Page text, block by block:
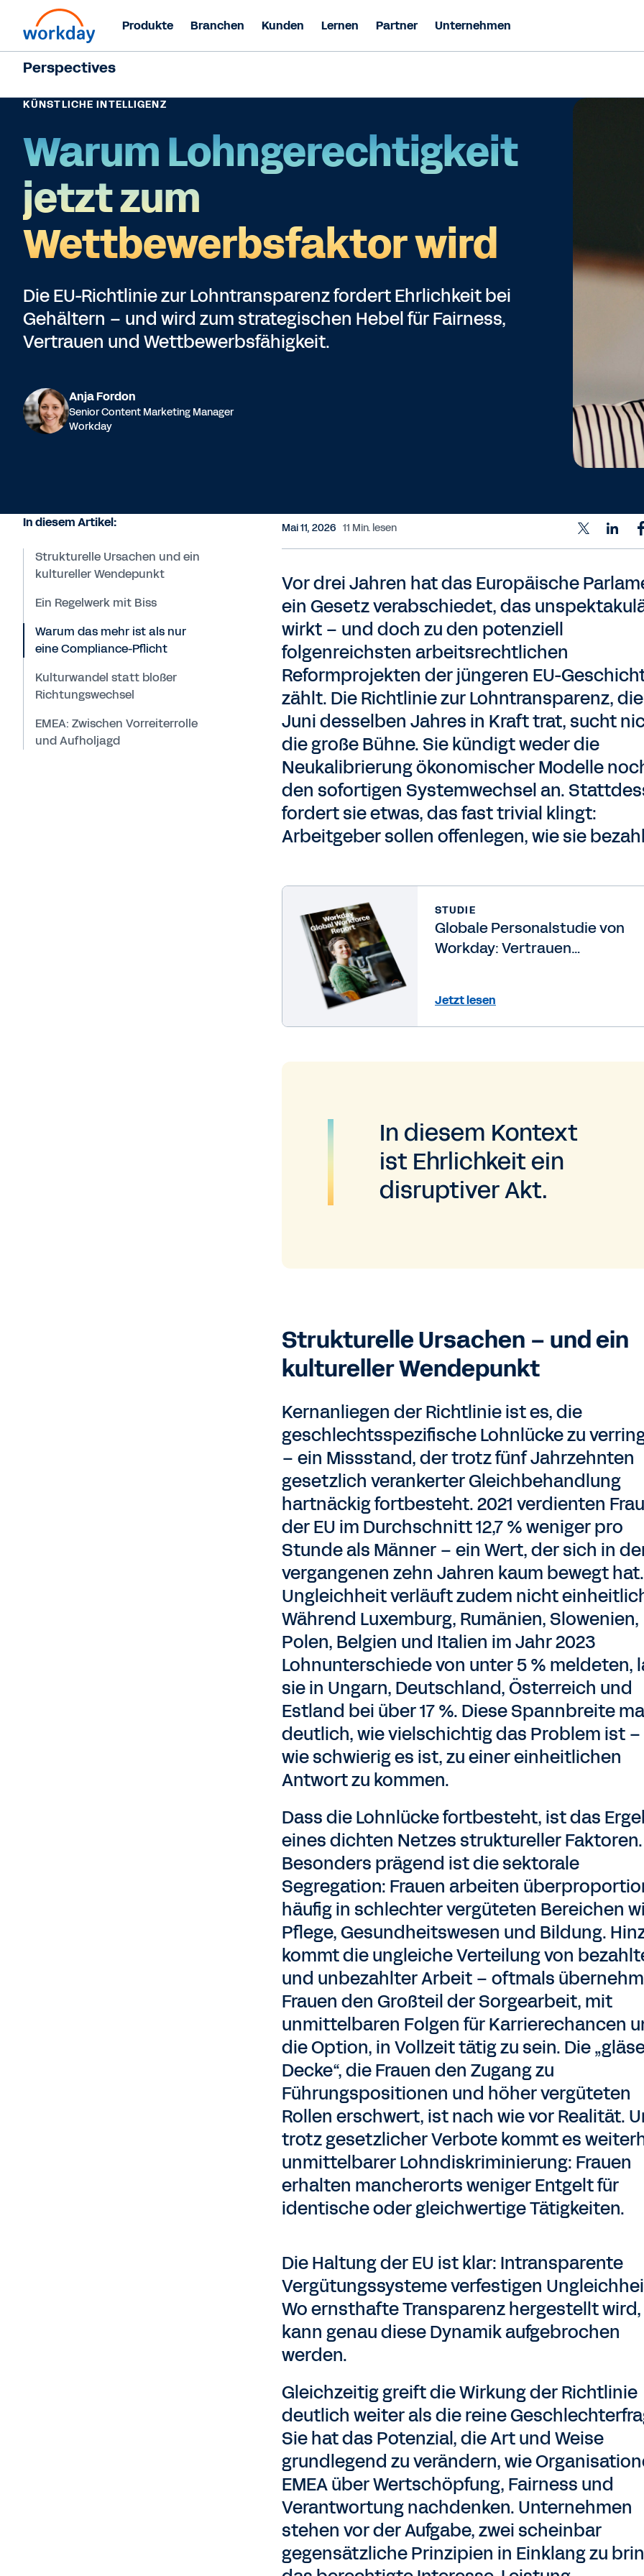
Produkte Branchen Kunden Lernen Partner Unternehmen
Perspectives
KÜNSTLICHE INTELLIGENZ
Warum Lohngerechtigkeit
jetzt zum
Wettbewerbsfaktor wird
Die EU-Richtlinie zur Lohntransparenz fordert Ehrlichkeit bei
Gehältern – und wird zum strategischen Hebel für Fairness,
Vertrauen und Wettbewerbsfähigkeit.
Anja Fordon
Senior Content Marketing Manager
Workday
In diesem Artikel:
Strukturelle Ursachen und ein
kultureller Wendepunkt
Ein Regelwerk mit Biss
Warum das mehr ist als nur
eine Compliance-Pflicht
Kulturwandel statt bloßer
Richtungswechsel
EMEA: Zwischen Vorreiterrolle
und Aufholjagd
Mai 11, 2026 11 Min. lesen
Vor drei Jahren hat das Europäische
ein Gesetz verabschiedet, das
wirkt – und doch zu den potenziell
folgenreichsten arbeitsrechtlichen
Reformprojekten der jüngeren EU-
zählt. Die Richtlinie zur Lohntransparenz,
Juni desselben Jahres in Kraft trat, sucht
die große Bühne. Sie kündigt weder die
Neukalibrierung ökonomischer Modelle
den sofortigen Systemwechsel an.
fordert sie etwas, das fast trivial klingt:
Arbeitgeber sollen offenlegen, wie sie
STUDIE
Globale Personalstudie von
Workday: Vertrauen
Jetzt lesen
In diesem Kontext
ist Ehrlichkeit ein
disruptiver Akt.
Strukturelle Ursachen – und ein
kultureller Wendepunkt
Kernanliegen der Richtlinie ist es, die
geschlechtsspezifische Lohnlücke zu
– ein Missstand, der trotz fünf Jahrzehnten
gesetzlich verankerter Gleichbehandlung
hartnäckig fortbesteht. 2021 verdienten
der EU im Durchschnitt 12,7 % weniger pro
Stunde als Männer – ein Wert, der sich in
vergangenen zehn Jahren kaum bewegt
Ungleichheit verläuft zudem nicht
Während Luxemburg, Rumänien, Slowenien,
Polen, Belgien und Italien im Jahr 2023
Lohnunterschiede von unter 5 % meldeten,
sie in Ungarn, Deutschland, Österreich und
Estland bei über 17 %. Diese Spannbreite
deutlich, wie vielschichtig das Problem ist
wie schwierig es ist, zu einer einheitlichen
Antwort zu kommen.
Dass die Lohnlücke fortbesteht, ist das
eines dichten Netzes struktureller Faktoren.
Besonders prägend ist die sektorale
Segregation: Frauen arbeiten
häufig in schlechter vergüteten Bereichen
Pflege, Gesundheitswesen und Bildung.
kommt die ungleiche Verteilung von
und unbezahlter Arbeit – oftmals
Frauen den Großteil der Sorgearbeit, mit
unmittelbaren Folgen für Karrierechancen
die Option, in Vollzeit tätig zu sein. Die
Decke“, die Frauen den Zugang zu
Führungspositionen und höher vergüteten
Rollen erschwert, ist nach wie vor Realität.
trotz gesetzlicher Verbote kommt es
unmittelbarer Lohndiskriminierung: Frauen
erhalten mancherorts weniger Entgelt für
identische oder gleichwertige Tätigkeiten.
Die Haltung der EU ist klar: Intransparente
Vergütungssysteme verfestigen
Wo ernsthafte Transparenz hergestellt wird,
kann genau diese Dynamik aufgebrochen
werden.
Gleichzeitig greift die Wirkung der Richtlinie
deutlich weiter als die reine
Sie hat das Potenzial, die Art und Weise
grundlegend zu verändern, wie
EMEA über Wertschöpfung, Fairness und
Verantwortung nachdenken. Unternehmen
stehen vor der Aufgabe, zwei scheinbar
gegensätzliche Prinzipien in Einklang zu